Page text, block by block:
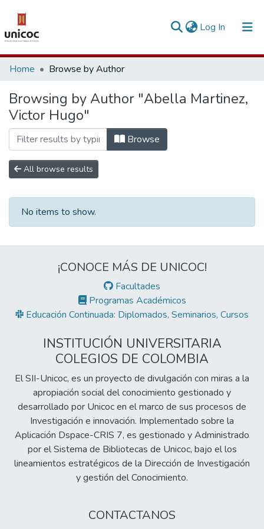
Log In (current)
Communities & Collections
Research Outputs
Fundings & Projects
People
Statistics
Home Browse by Author
Browsing by Author "Abella Martinez,
Victor Hugo"
Browse
All browse results
No items to show.
¡CONOCE MÁS DE UNICOC!
Facultades
Programas Académicos
Educación Continuada: Diplomados, Seminarios, Cursos
INSTITUCIÓN UNIVERSITARIA
COLEGIOS DE COLOMBIA
El SII-Unicoc, es un proyecto de divulgación con miras a la
apropiación social del conocimiento gestionado y
desarrollado por Unicoc en el marco de sus procesos de
Investigación e innovación. Implementado sobre la
Aplicación Dspace-CRIS 7, es gestionado y Administrado
por el Sistema de Bibliotecas de Unicoc, bajo el los
lineamientos estratégicos de la Dirección de Investigación
y gestión del Conocimiento.
CONTACTANOS